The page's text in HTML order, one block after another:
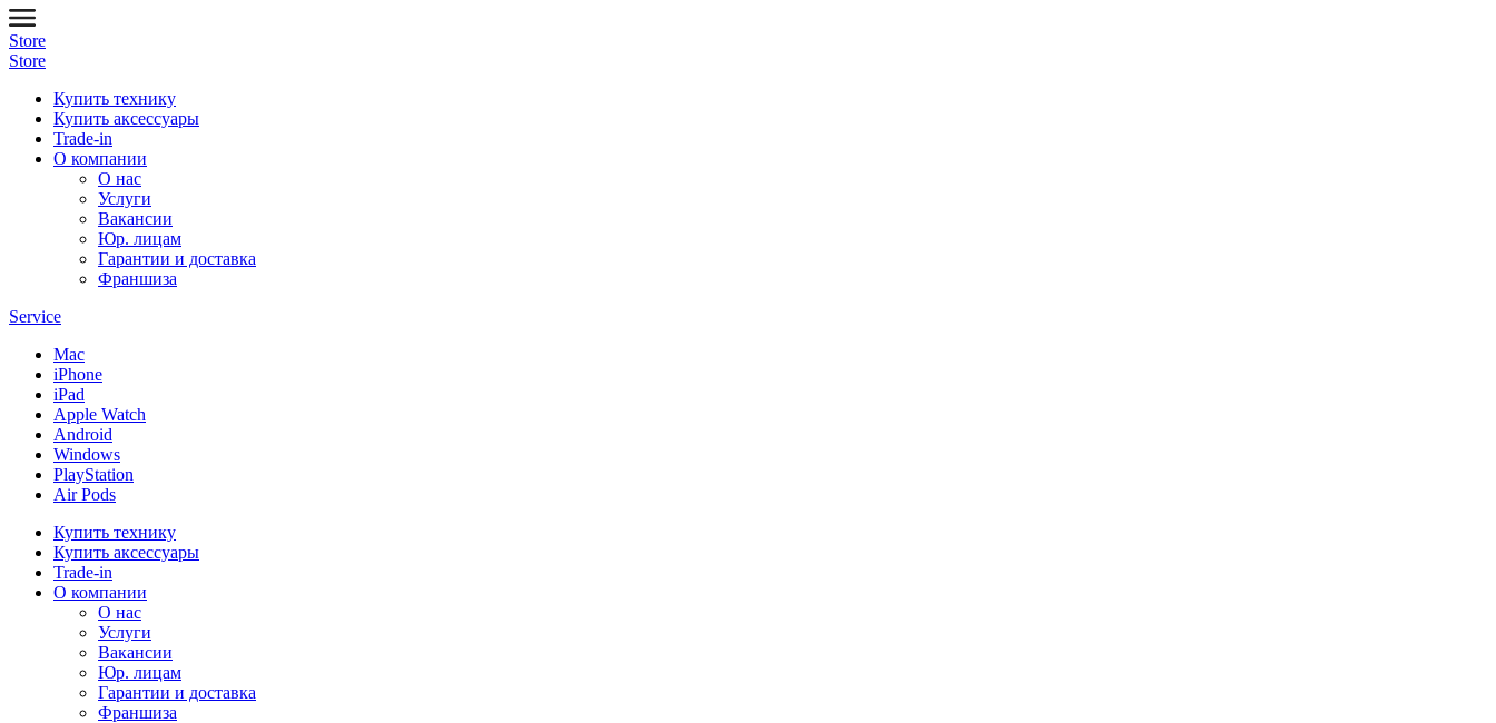
Store
Store
Купить технику
Купить аксессуары
Trade-in
О компании
О нас
Услуги
Вакансии
Юр. лицам
Гарантии и доставка
Франшиза
Service
Mac
iPhone
iPad
Apple Watch
Android
Windows
PlayStation
Air Pods
Купить технику
Купить аксессуары
Trade-in
О компании
О нас
Услуги
Вакансии
Юр. лицам
Гарантии и доставка
Франшиза